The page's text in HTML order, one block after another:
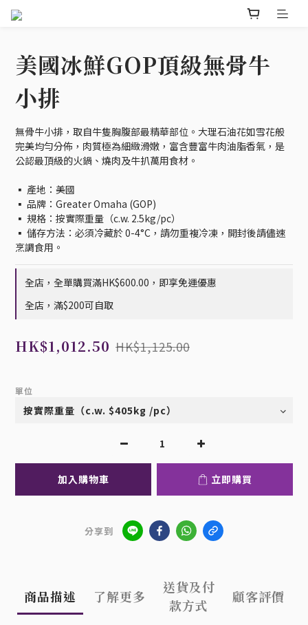
美國冰鮮GOP頂級無骨牛
小排
無骨牛小排，取自牛隻胸腹部最精華部位。大理石油花如雪花般
完美均勻分佈，肉質極為細緻滑嫩，富含豐富牛肉油脂香氣，是
公認最頂級的火鍋、燒肉及牛扒萬用食材。
▪️ 產地：美國
▪️ 品牌：Greater Omaha (GOP)
▪️ 規格：按實際重量（c.w. 2.5kg/pc）
▪️ 儲存方法：必須冷藏於 0-4°C，請勿重複冷凍，開封後請儘速
烹調食用。
全店，全單購買滿HK$600.00，即享免運優惠
全店，滿$200可自取
HK$1,012.50 HK$1,125.00
單位
加入購物車 立即購買
分享到
商品描述 了解更多
送貨及付
款方式
顧客評價